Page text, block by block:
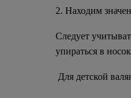
2. Находим
Следует
упираться в
Для детской